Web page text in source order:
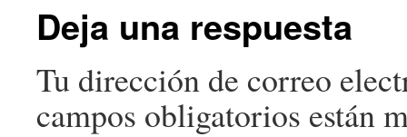
Deja una respuesta
Tu dirección de correo
campos obligatorios están